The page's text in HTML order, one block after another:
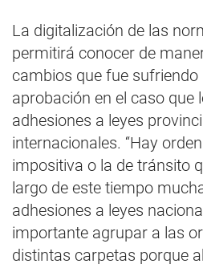
La digitalización de las
permitirá conocer de
cambios que fue
aprobación en el caso que
adhesiones a leyes
internacionales. “Hay
impositiva o la de tránsito
largo de este tiempo
adhesiones a leyes
importante agrupar a las
distintas carpetas porque